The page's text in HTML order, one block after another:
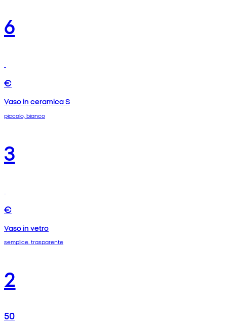
6
€
Vaso in ceramica S
piccolo, bianco
3
€
Vaso in vetro
semplice, trasparente
2
50